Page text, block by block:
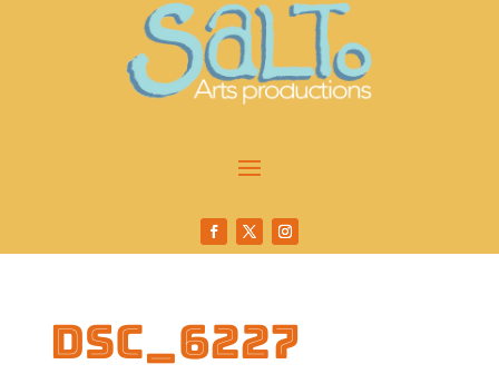
DSC_6227